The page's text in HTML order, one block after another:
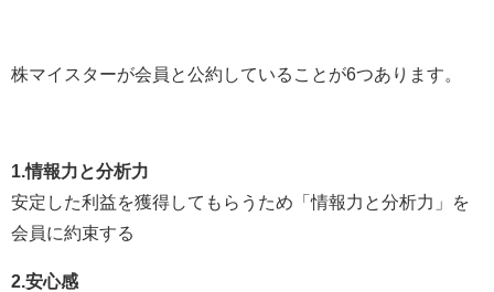
株マイスターが会員と公約していることが6つあります。
1.情報力と分析力
安定した利益を獲得してもらうため「情報力と分析力」を
会員に約束する
2.安心感